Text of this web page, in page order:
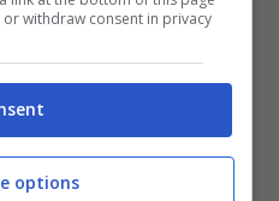
ilcavolfiorein una
la giardiniera
le acciughe e i
tutto con
withdraw consent in privacy
options